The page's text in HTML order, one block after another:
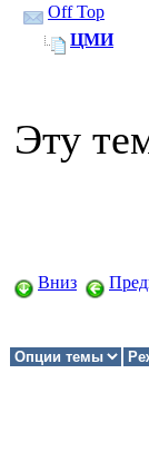
Off Top
ЦМИ
Эту
Вниз